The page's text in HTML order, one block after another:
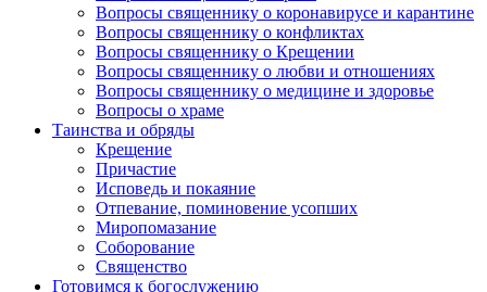
Вопросы священнику о коронавирусе и карантине
Вопросы священнику о конфликтах
Вопросы священнику о Крещении
Вопросы священнику о любви и отношениях
Вопросы священнику о медицине и здоровье
Вопросы о храме
Таинства и обряды
Крещение
Причастие
Исповедь и покаяние
Отпевание, поминовение усопших
Миропомазание
Соборование
Священство
Готовимся к богослужению